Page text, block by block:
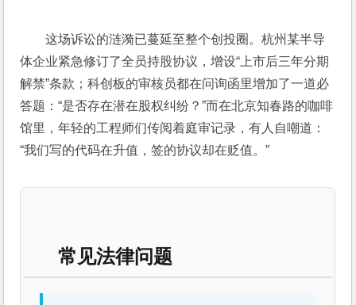
这场诉讼的涟漪已蔓延至整个创投圈。杭州某半导
体企业紧急修订了全员持股协议，增设“上市后三年分期
解禁”条款；科创板的审核员都在问询函里增加了一道必
答题：“是否存在潜在股权纠纷？”而在北京知春路的咖啡
馆里，年轻的工程师们传阅着庭审记录，有人自嘲道：
“我们写的代码在升值，签的协议却在贬值。”
常见法律问题